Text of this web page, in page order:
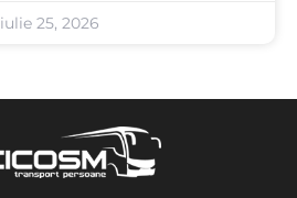
iulie 25, 2026